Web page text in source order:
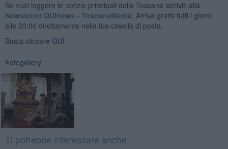
Se vuoi leggere le notizie principali della Toscana iscriviti alla
Newsletter QUInews - ToscanaMedia. Arriva gratis tutti i giorni
alle 20:00 direttamente nella tua casella di posta.
Basta cliccare QUI
Fotogallery
Ti potrebbe interessare anche: